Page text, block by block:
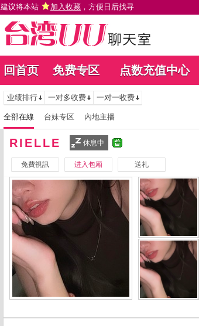
建议将本站 加入收藏 ，方便日后找寻
回首页 免费专区 点数充值中心
业绩排行 一对多收费 一对一收费
全部在線 台妹专区 內地主播
RIELLE 休息中
免費視訊 进入包厢 送礼